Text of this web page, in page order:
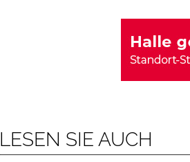
LESEN SIE AUCH